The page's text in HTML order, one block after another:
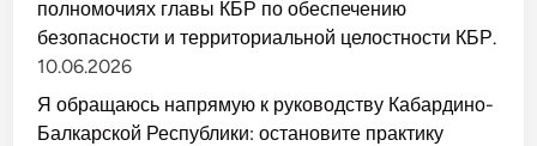
полномочиях главы КБР по обеспечению
безопасности и территориальной целостности КБР.
10.06.2026
Я обращаюсь напрямую к руководству Кабардино-
Балкарской Республики: остановите практику